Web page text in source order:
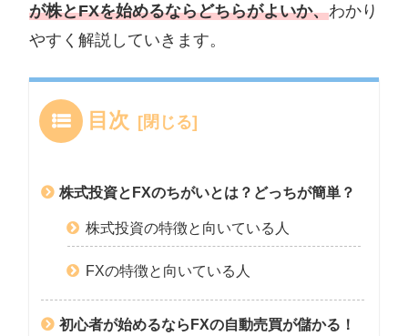
が株とFXを始めるならどちらがよいか、わかり
やすく解説していきます。
目次
株式投資とFXのちがいとは？どっちが簡単？
株式投資の特徴と向いている人
FXの特徴と向いている人
初心者が始めるならFXの自動売買が儲かる！